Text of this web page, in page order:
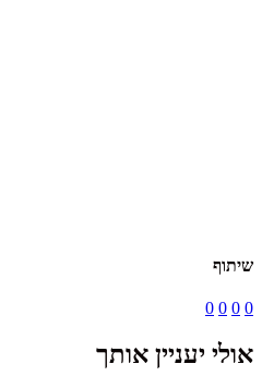
שיתוף
0
0
0
0
אולי יעניין אותך